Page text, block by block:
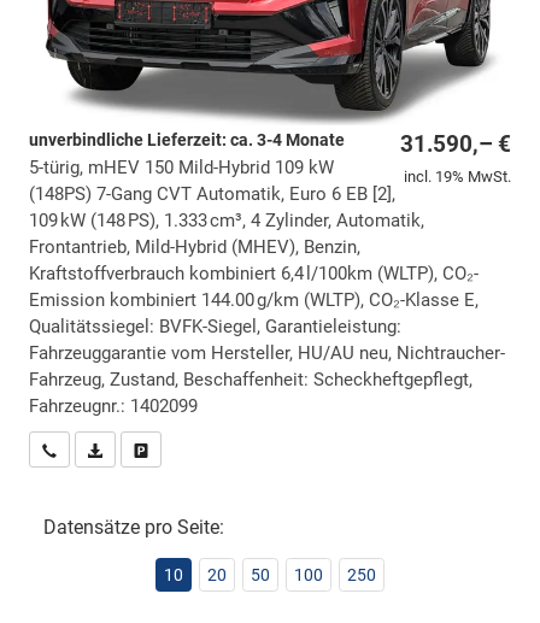
31.590,– €
incl. 19% MwSt.
unverbindliche Lieferzeit: ca. 3-4 Monate
5-türig, mHEV 150 Mild-Hybrid 109 kW
(148PS) 7-Gang CVT Automatik, Euro 6 EB [2],
109 kW (148 PS), 1.333 cm³, 4 Zylinder, Automatik,
Frontantrieb, Mild-Hybrid (MHEV), Benzin,
Kraftstoffverbrauch kombiniert 6,4 l/100km (WLTP), CO₂-
Emission kombiniert 144.00 g/km (WLTP), CO₂-Klasse E,
Qualitätssiegel: BVFK-Siegel, Garantieleistung:
Fahrzeuggarantie vom Hersteller, HU/AU neu, Nichtraucher-
Fahrzeug, Zustand, Beschaffenheit: Scheckheftgepflegt,
Fahrzeugnr.: 1402099
Wir rufen Sie anPDF-Datei, Fahrzeugexposé drucken
Datensätze pro Seite:
10 20 50 100 250